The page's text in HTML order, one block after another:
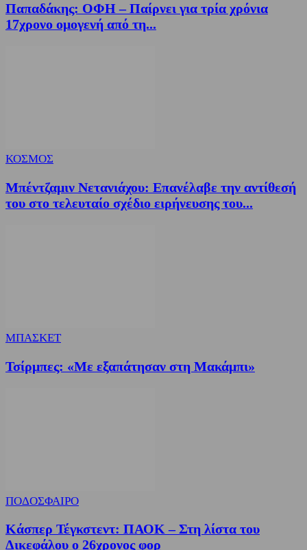
Παπαδάκης: ΟΦΗ – Παίρνει για τρία χρόνια
17χρονο ομογενή από τη...
ΚΟΣΜΟΣ
Μπέντζαμιν Νετανιάχου: Επανέλαβε την αντίθεσή
του στο τελευταίο σχέδιο ειρήνευσης του...
ΜΠΑΣΚΕΤ
Τσίρμπες: «Με εξαπάτησαν στη Μακάμπι»
ΠΟΔΟΣΦΑΙΡΟ
Κάσπερ Τέγκστεντ: ΠΑΟΚ – Στη λίστα του
Δικεφάλου ο 26χρονος φορ